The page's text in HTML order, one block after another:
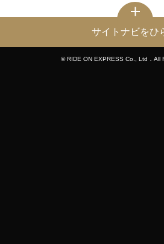
サイトナビをひ
© RIDE ON EXPRESS Co., Ltd．All